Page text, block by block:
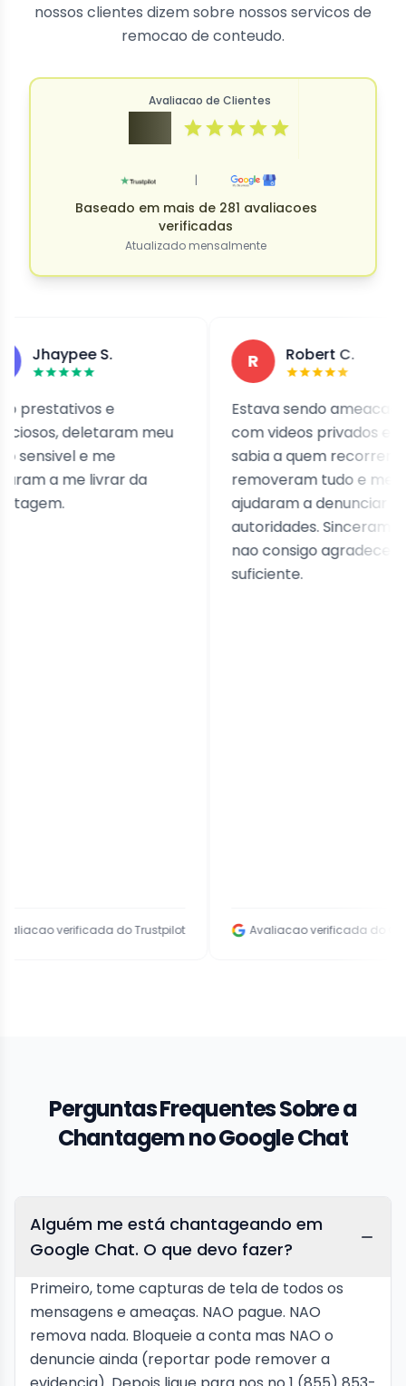
nossos clientes dizem sobre nossos servicos de
remocao de conteudo.
Avaliacao de Clientes
|
Baseado em mais de 281 avaliacoes
verificadas
Atualizado mensalmente
S.
e
deletaram meu
e me
me livrar da
do Trustpilot
Robert C.
Estava sendo ameacado
com videos privados e nao
sabia a quem recorrer. Eles
removeram tudo e me
ajudaram a denunciar as
autoridades. Sinceramente,
nao consigo agradecer o
suficiente.
Avaliacao verificada do Google
Perguntas Frequentes Sobre a
Chantagem no Google Chat
Alguém me está chantageando em
Google Chat. O que devo fazer?
Primeiro, tome capturas de tela de todos os
mensagens e ameaças. NAO pague. NAO
remova nada. Bloqueie a conta mas NAO o
denuncie ainda (reportar pode remover a